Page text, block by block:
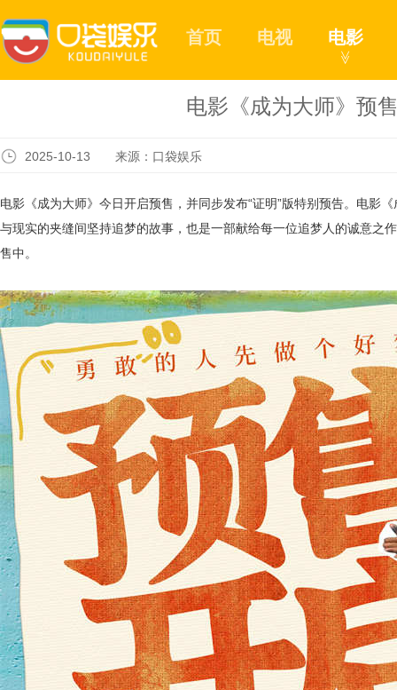
首页 电视 电影
≫
电影《成为大师》预
2025-10-13 来源：口袋娱乐
电影《成为大师》今日开启预售，并同步发布“证明”版特别预告。电影
与现实的夹缝间坚持追梦的故事，也是一部献给每一位追梦人的诚意之
售中。